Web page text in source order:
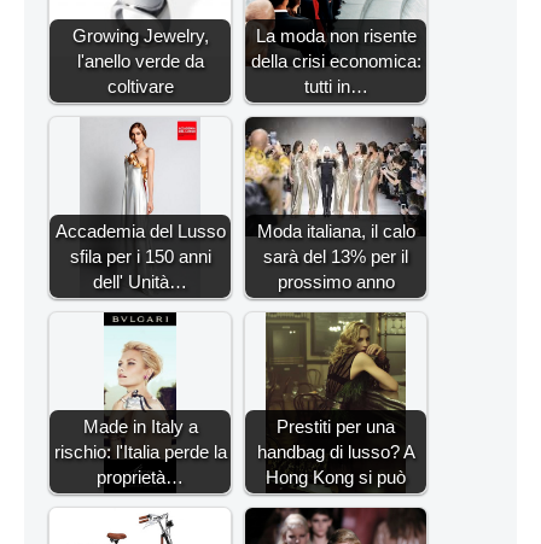
Growing Jewelry,
l'anello verde da
coltivare
La moda non risente
della crisi economica:
tutti in…
Accademia del Lusso
sfila per i 150 anni
dell' Unità…
Moda italiana, il calo
sarà del 13% per il
prossimo anno
Made in Italy a
rischio: l'Italia perde la
proprietà…
Prestiti per una
handbag di lusso? A
Hong Kong si può